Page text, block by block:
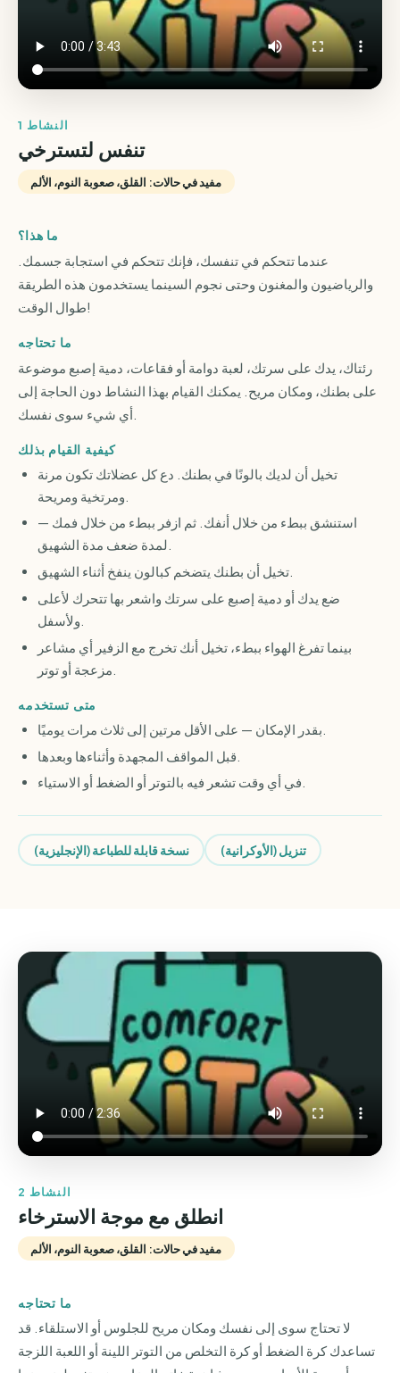
النشاط 1
تنفس لتسترخي
مفيد في حالات: القلق، صعوبة النوم، الألم
ما هذا؟
عندما تتحكم في تنفسك، فإنك تتحكم في استجابة جسمك.
والرياضيون والمغنون وحتى نجوم السينما يستخدمون هذه الطريقة
طوال الوقت!
ما تحتاجه
رئتاك، يدك على سرتك، لعبة دوامة أو فقاعات، دمية إصبع موضوعة
على بطنك، ومكان مريح. يمكنك القيام بهذا النشاط دون الحاجة إلى
كيفية القيام بذلك
تخيل أن لديك بالونًا في بطنك. دع كل عضلاتك تكون مرنة
استنشق ببطء من خلال أنفك. ثم ازفر ببطء من خلال فمك —
ضع يدك أو دمية إصبع على سرتك واشعر بها تتحرك لأعلى
بينما تفرغ الهواء ببطء، تخيل أنك تخرج مع الزفير أي مشاعر
متى تستخدمه
نسخة قابلة للطباعة (الإنجليزية) تنزيل (الأوكرانية)
النشاط 2
انطلق مع موجة الاسترخاء
مفيد في حالات: القلق، صعوبة النوم، الألم
ما تحتاجه
لا تحتاج سوى إلى نفسك ومكان مريح للجلوس أو الاستلقاء. قد
تساعدك كرة الضغط أو كرة التخلص من التوتر اللينة أو اللعبة اللزجة